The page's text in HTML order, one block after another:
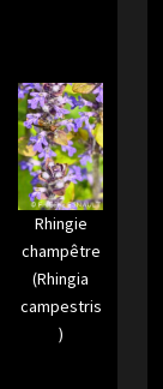
Rhingie
champêtre
(Rhingia
campestris
)